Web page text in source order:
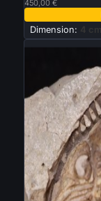
450,00 €
Dimension: 4